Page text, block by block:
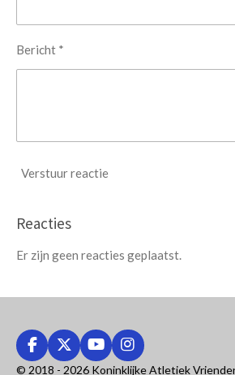
Bericht *
Verstuur reactie
Reacties
Er zijn geen reacties geplaatst.
F
a
X
Y
o
I
n
© 2018 - 2026 Koninklijke Atletiek